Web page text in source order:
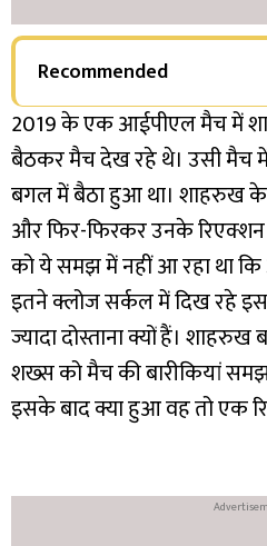
Recommended
2019 के एक आईपीएल मैच में
बैठकर मैच देख रहे थे। उसी
बगल में बैठा हुआ था। शाहरुख
और फिर-फिरकर उनके रिएक्शन
को ये समझ में नहीं आ रहा था
इतने क्लोज सर्कल में दिख रहे
ज्यादा दोस्ताना क्यों हैं।
शख्स को मैच की बारीकियां
इसके बाद क्या हुआ वह तो एक